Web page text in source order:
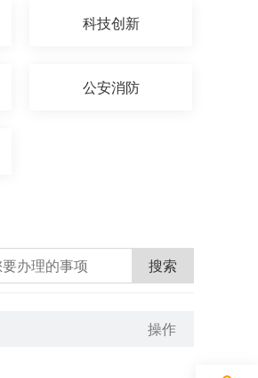
科技创新
公安消防
搜索
操作